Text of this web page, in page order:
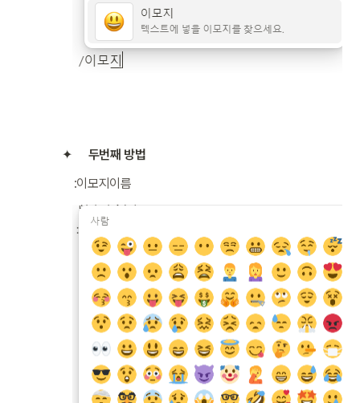
두번째 방법
:이모지이름